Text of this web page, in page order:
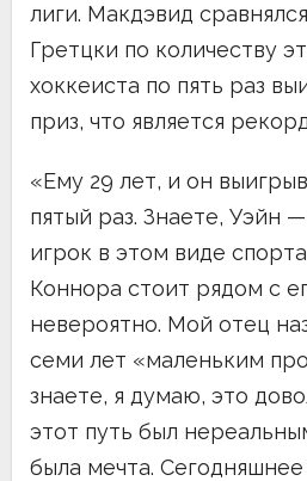
лиги. Макдэвид
Гретцки по количеству
хоккеиста по пять раз
приз, что является
«Ему 29 лет, и он
пятый раз. Знаете, Уэйн
игрок в этом виде
Коннора стоит рядом с
невероятно. Мой отец
семи лет «маленьким
знаете, я думаю, это
этот путь был
была мечта.